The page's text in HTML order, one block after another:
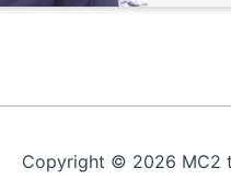
Copyright © 2026 MC2